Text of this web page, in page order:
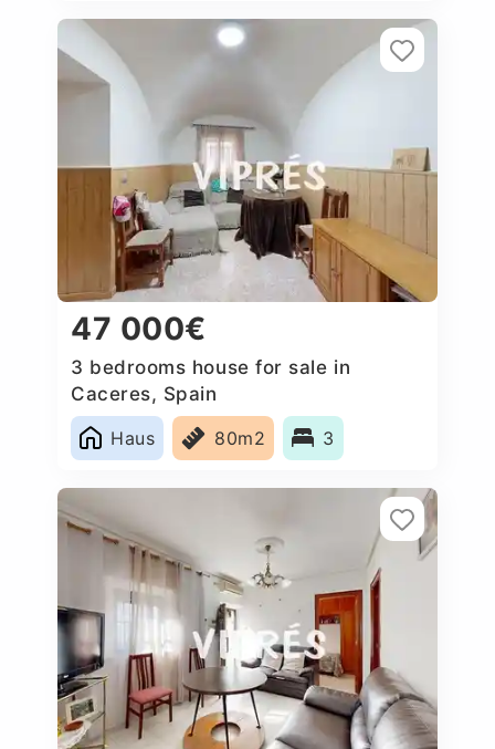
47 000€
3 bedrooms house for sale in
Caceres, Spain
Haus
80m2 3